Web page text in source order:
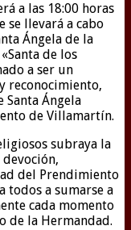
a las 18:00 horas
se llevará a cabo
Ángela de la
de los
a ser un
reconocimiento,
Santa Ángela
de Villamartín.
subraya la
del Prendimiento
todos a sumarse a
cada momento
de la Hermandad.